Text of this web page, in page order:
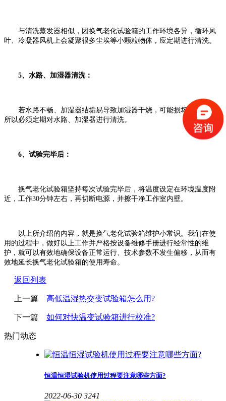
与清洗蒸发器相似，因换气老化试验箱的工作环境各异，循环风
叶、冷凝器风机上会凝聚很多尘埃等小颗粒物体，应定期进行清洗。
5、水路、加湿器清洗：
若水路不畅、加湿器结垢易导致加湿器干烧，可能损坏加湿器，
所以必须定期对水路、加湿器进行清洗。
6、试验完毕后：
换气老化试验箱坚持每次试验完毕后，将温度设定在环境温度附
近，工作30分钟左右，再切断电源，并擦干净工作室内壁。
以上所介绍的内容，就是换气老化试验箱维护小常识。我们在使
用的过程中，做好以上工作并严格按设备维修手册进行经常性的维
护，就可以有效地确保设备正常运行、技术参数不发生偏移，从而有
效地延长换气老化试验箱的使用寿命。
返回列表
上一篇 高低温湿热交变试验箱怎么用?
下一篇 如何对快温变试验箱进行校准?
热门动态
恒温恒湿试验机使用过程要注意哪些方面?
2022-06-30 3241